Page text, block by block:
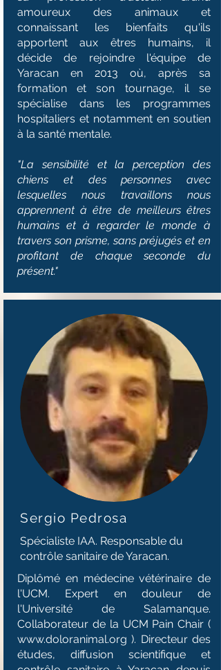
amoureux des animaux et
connaissant les bienfaits qu'ils
apportent aux êtres humains, il
décide de rejoindre l'équipe de
Yaracan en 2013 où, après sa
formation et son tournage, il se
spécialise dans les programmes
hospitaliers et notamment en soutien
à la santé mentale.
"La sensibilité et la perception des
chiens et des personnes avec
lesquelles nous travaillons nous
apprennent à être de meilleurs êtres
humains et à regarder le monde à
travers son prisme, sans préjugés et en
profitant de chaque seconde du
présent."
Sergio Pedrosa
Spécialiste IAA. Responsable du
contrôle sanitaire de Yaracan.
Diplômé en médecine vétérinaire de
l'UCM. Expert en douleur de
l'Université de Salamanque.
Collaborateur de la UCM Pain Chair (
www.doloranimal.org ). Directeur des
études, diffusion scientifique et